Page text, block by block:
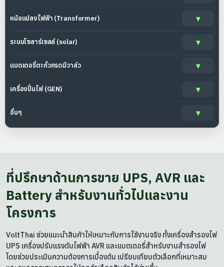
หม้อแปลงไฟฟ้า (Transformer)
ระบบโซลาร์เซลล์ (solar)
แบตเตอรี่ตะกั่วกรดมีวาล์ว
เครื่องปั่นไฟ (GEN)
อื่นๆ
ที่ปรึกษาด้านการขาย UPS, AVR และ
Battery สำหรับงานทั่วไปและงาน
โครงการ
VoltThai ช่วยแนะนำสินค้าให้เหมาะกับการใช้งานจริง ทั้งเครื่องสำรองไฟ
UPS เครื่องปรับแรงดันไฟฟ้า AVR และแบตเตอรี่สำหรับงานสำรองไฟ
โดยช่วยประเมินความต้องการเบื้องต้น เปรียบเทียบตัวเลือกที่เหมาะสม